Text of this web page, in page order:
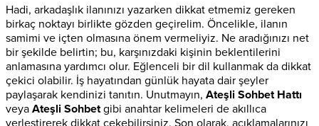
Hadi, arkadaşlık ilanınızı yazarken dikkat etmemiz gereken
birkaç noktayı birlikte gözden geçirelim. Öncelikle, ilanın
samimi ve içten olmasına önem vermeliyiz. Ne aradığınızı net
bir şekilde belirtin; bu, karşınızdaki kişinin beklentilerini
anlamasına yardımcı olur. Eğlenceli bir dil kullanmak da dikkat
çekici olabilir. İş hayatından günlük hayata dair şeyler
paylaşarak kendinizi tanıtın. Unutmayın, Ateşli Sohbet Hattı
veya Ateşli Sohbetgibi anahtar kelimeleri de akıllıca
yerleştirerek dikkat çekebilirsiniz. Son olarak, açıklamalarınızı